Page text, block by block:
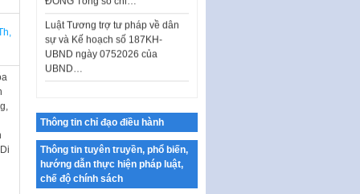
Luật Tương trợ tư pháp về dân
sự và Kế hoạch số 187KH-
UBND ngày 0752026 của
UBND…
Ban hành Danh mục vị trí khai
Kế hoạch Tổ chức Cuộc thi
chính luận về bảo vệ nền tảng tư
tưởng của Đảng…
Công bố công khai dự toán kinh
Thông tin chỉ đạo điều hành
Thông tin tuyên truyền, phổ biến,
hướng dẫn thực hiện pháp luật,
chế độ chính sách